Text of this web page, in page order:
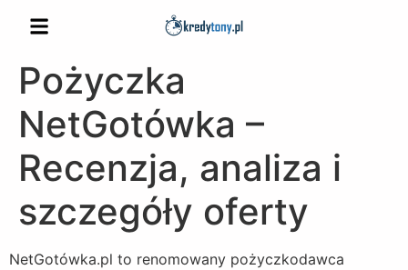
Pożyczka
NetGotówka –
Recenzja, analiza i
szczegóły oferty
NetGotówka.pl to renomowany pożyczkodawca